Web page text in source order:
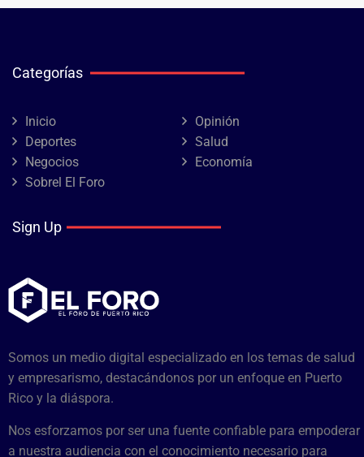
Categorías
Inicio
Opinión
Deportes
Salud
Negocios
Economía
Sobrel El Foro
Sign Up
Somos un medio digital especializado en los temas de salud
y empresarismo, destacándonos por un enfoque en Puerto
Rico y la diáspora.
Nos esforzamos por ser una fuente confiable para empoderar
a nuestra audiencia con el conocimiento necesario para